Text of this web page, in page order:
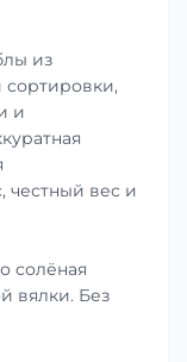
из
сортировки,
и
честный вес и
солёная
вялки. Без